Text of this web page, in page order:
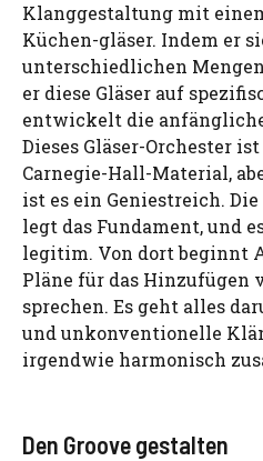
Klanggestaltung mit
Küchen-gläser. Indem er
unterschiedlichen
er diese Gläser auf
entwickelt die
Dieses Gläser-Orchester
Carnegie-Hall-Material,
ist es ein Geniestreich.
legt das Fundament, und
legitim. Von dort beginnt
Pläne für das Hinzufügen
sprechen. Es geht alles
und unkonventionelle
irgendwie harmonisch
Den Groove gestalten